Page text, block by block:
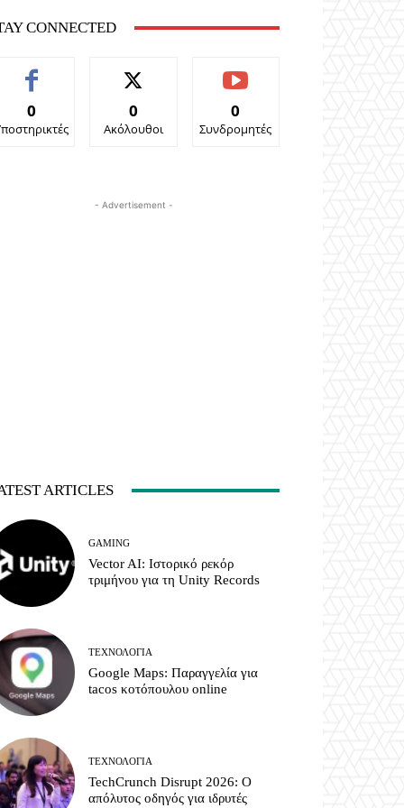
CONNECTED
0 0
Ακόλουθοι
0
Συνδρομητές
- Advertisement -
ARTICLES
GAMING
Vector AI: Ιστορικό ρεκόρ
τριμήνου για τη Unity Records
ΤΕΧΝΟΛΟΓΊΑ
Google Maps: Παραγγελία για
tacos κοτόπουλου online
ΤΕΧΝΟΛΟΓΊΑ
TechCrunch Disrupt 2026: Ο
απόλυτος οδηγός για ιδρυτές